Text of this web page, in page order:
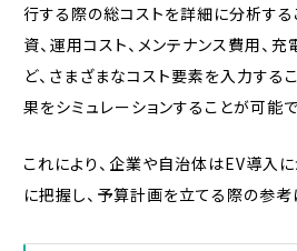
行する際の総コストを詳細に分析す
資、運用コスト、メンテナンス費用、
ど、さまざまなコスト要素を入力する
果をシミュレーションすることが可能で
これにより、企業や自治体はEV導入
に把握し、予算計画を立てる際の参考